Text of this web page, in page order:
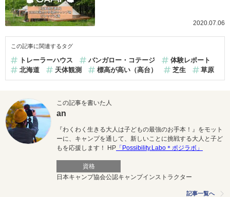
2020.07.06
この記事に関連するタグ
トレーラーハウス バンガロー・コテージ
体験レポート
北海道
天体観測 標高が高い（高台） 芝生 草原
この記事を書いた人
an
『わくわく生きる大人は子どもの最強のお手本！』をモット
ーに、キャンプを通して、新しいことに挑戦する大人と子ど
もを応援します！ HP 「Possibility.Labo＊ポジラボ」
資格
日本キャンプ協会公認キャンプインストラクター
記事一覧へ